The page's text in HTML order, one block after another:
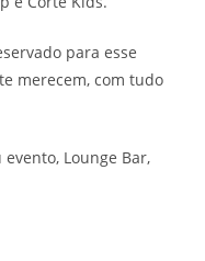
para esse
merecem, com tudo
Lounge Bar,